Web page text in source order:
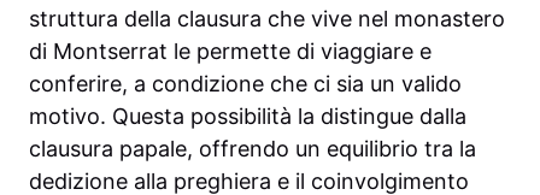
struttura della clausura che vive nel monastero
di Montserrat le permette di viaggiare e
conferire, a condizione che ci sia un valido
motivo. Questa possibilità la distingue dalla
clausura papale, offrendo un equilibrio tra la
dedizione alla preghiera e il coinvolgimento